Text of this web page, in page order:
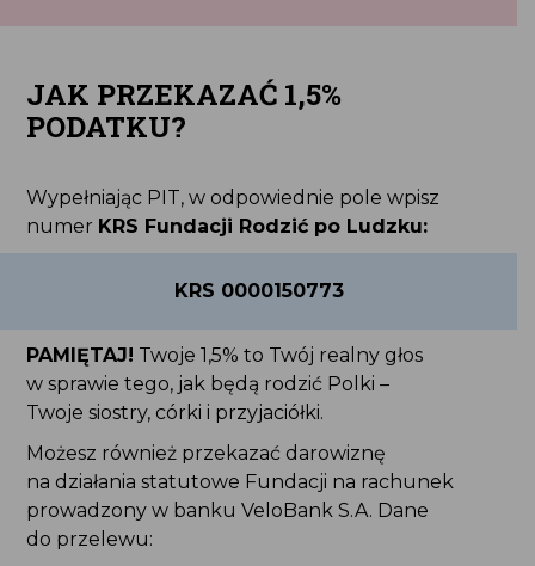
JAK PRZEKAZAĆ 1,5%
PODATKU?
Wypełniając PIT, w odpowiednie pole wpisz
numer KRS Fundacji Rodzić po Ludzku:
KRS 0000150773
PAMIĘTAJ! Twoje 1,5% to Twój realny głos
w sprawie tego, jak będą rodzić Polki –
Twoje siostry, córki i przyjaciółki.
Możesz również przekazać darowiznę
na działania statutowe Fundacji na rachunek
prowadzony w banku VeloBank S.A. Dane
do przelewu: